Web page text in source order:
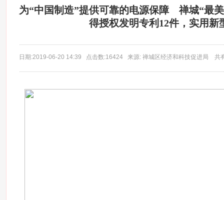
为“中国制造”提供可靠的电源保障 禅城“最
得授权发明专利12件，实用新
日期:2019-06-20 14:39 点击数:16424 来源: 禅城区经济和科技促进局 共